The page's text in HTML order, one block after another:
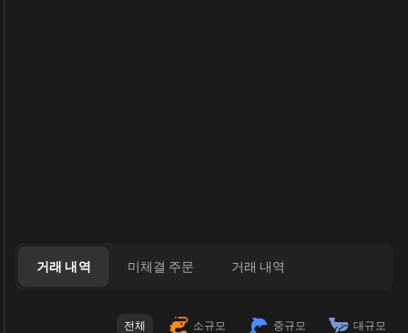
거래 내역 미체결 주문 거래 내역
전체 소규모 중규모 대규모